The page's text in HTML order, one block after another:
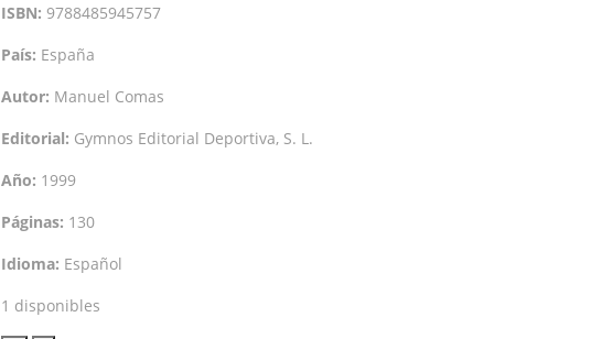
ISBN: 9788485945757
País: España
Autor: Manuel Comas
Editorial: Gymnos Editorial Deportiva, S. L.
Año: 1999
Páginas: 130
Idioma: Español
1 disponibles